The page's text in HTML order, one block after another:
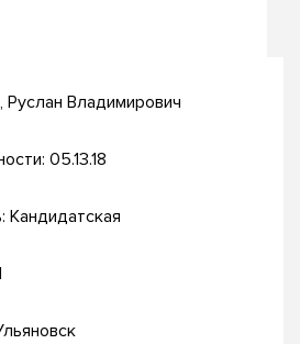
Владимирович
05.13.18
Кандидатская